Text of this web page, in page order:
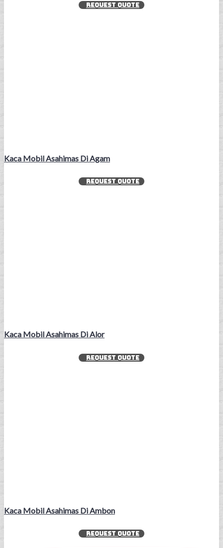
REQUEST QUOTE
Kaca Mobil Asahimas Di Agam
REQUEST QUOTE
Kaca Mobil Asahimas Di Alor
REQUEST QUOTE
Kaca Mobil Asahimas Di Ambon
REQUEST QUOTE